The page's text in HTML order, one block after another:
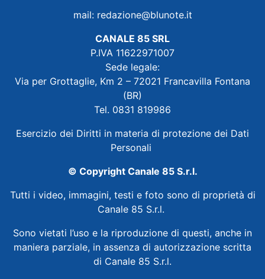
mail: redazione@blunote.it
CANALE 85 SRL
P.IVA 11622971007
Sede legale:
Via per Grottaglie, Km 2 – 72021 Francavilla Fontana
(BR)
Tel. 0831 819986
Esercizio dei Diritti in materia di protezione dei Dati
Personali
© Copyright Canale 85 S.r.l.
Tutti i video, immagini, testi e foto sono di proprietà di
Canale 85 S.r.l.
Sono vietati l’uso e la riproduzione di questi, anche in
maniera parziale, in assenza di autorizzazione scritta
di Canale 85 S.r.l.